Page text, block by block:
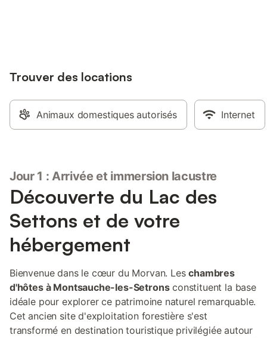
Trouver des locations
Animaux domestiques autorisés Internet
Jour 1 : Arrivée et immersion lacustre
Découverte du Lac des
Settons et de votre
hébergement
Bienvenue dans le cœur du Morvan. Leschambres
d'hôtes à Montsauche-les-Setronsconstituent la base
idéale pour explorer ce patrimoine naturel remarquable.
Cet ancien site d'exploitation forestière s'est
transformé en destination touristique privilégiée autour